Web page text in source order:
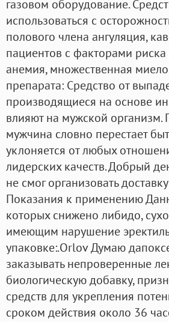
газовом оборудование.
использоваться с
полового члена ангуляция,
пациентов с факторами
анемия, множественная
препарата: Средство от
производящиеся на основе
влияют на мужской организм.
мужчина словно перестает
уклоняется от любых
лидерских качеств. Добрый
не смог организовать
Показания к применению
которых снижено либидо,
имеющим нарушение
упаковке:.Orlov Думаю
заказывать непроверенные
биологическую добавку,
средств для укрепления
сроком действия около 36